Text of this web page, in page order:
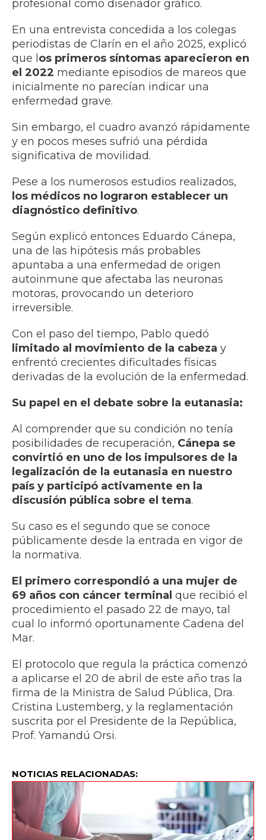
profesional como diseñador gráfico.
En una entrevista concedida a los colegas
periodistas de Clarín en el año 2025, explicó
que los primeros síntomas aparecieron en
el 2022 mediante episodios de mareos que
inicialmente no parecían indicar una
enfermedad grave.
Sin embargo, el cuadro avanzó rápidamente
y en pocos meses sufrió una pérdida
significativa de movilidad.
Pese a los numerosos estudios realizados,
los médicos no lograron establecer un
diagnóstico definitivo.
Según explicó entonces Eduardo Cánepa,
una de las hipótesis más probables
apuntaba a una enfermedad de origen
autoinmune que afectaba las neuronas
motoras, provocando un deterioro
irreversible.
Con el paso del tiempo, Pablo quedó
limitado al movimiento de la cabeza y
enfrentó crecientes dificultades físicas
derivadas de la evolución de la enfermedad.
Su papel en el debate sobre la eutanasia:
Al comprender que su condición no tenía
posibilidades de recuperación, Cánepa se
convirtió en uno de los impulsores de la
legalización de la eutanasia en nuestro
país y participó activamente en la
discusión pública sobre el tema.
Su caso es el segundo que se conoce
públicamente desde la entrada en vigor de
la normativa.
El primero correspondió a una mujer de
69 años con cáncer terminal que recibió el
procedimiento el pasado 22 de mayo, tal
cual lo informó oportunamente Cadena del
Mar.
El protocolo que regula la práctica comenzó
a aplicarse el 20 de abril de este año tras la
firma de la Ministra de Salud Pública, Dra.
Cristina Lustemberg, y la reglamentación
suscrita por el Presidente de la República,
Prof. Yamandú Orsi.
NOTICIAS RELACIONADAS: